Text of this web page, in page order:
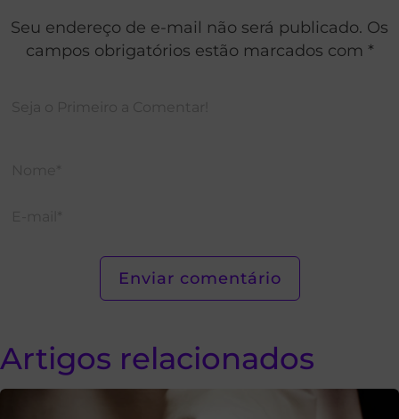
Seu endereço de e-mail não será publicado. Os
campos obrigatórios estão marcados com *
Artigos relacionados